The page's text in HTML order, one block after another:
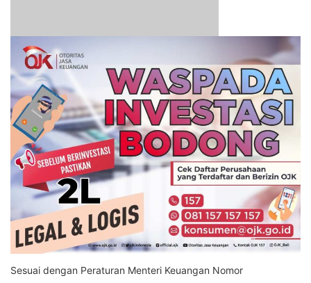
Sesuai dengan Peraturan Menteri Keuangan Nomor